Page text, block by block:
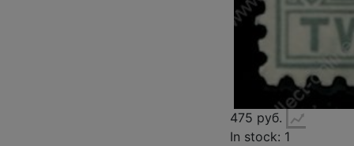
475 руб.
In stock: 1